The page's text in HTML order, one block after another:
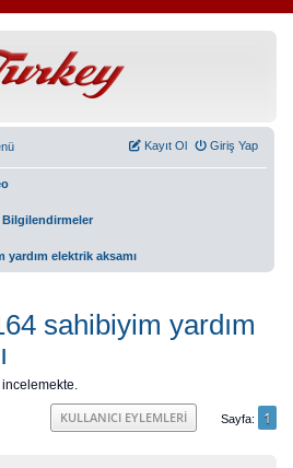
Giriş Yap
Kayıt Ol
Bilgilendirmeler
yardım elektrik aksamı
sahibiyim yardım
Sayfa 1
KULLANICI EYLEMLERI